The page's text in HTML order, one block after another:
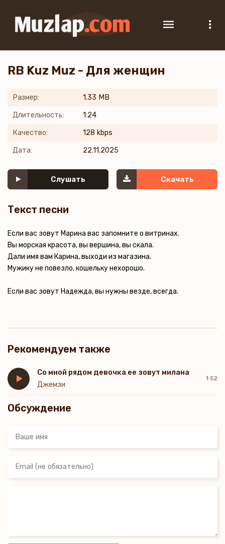
RB Kuz Muz - Для женщин
Размер: 1.33 MB
Длительность: 1:24
Качество: 128 kbps
Дата: 22.11.2025
Слушать Скачать
Текст песни
Если вас зовут Марина вас запомните о витринах.
Вы морская красота, вы вершина, вы скала.
Дали имя вам Карина, выходи из магазина.
Мужику не повезло, кошельку нехорошо.
Если вас зовут Надежда, вы нужны везде, всегда.
Рекомендуем также
Со мной рядом девочка ее зовут милана
Джемзи
1:52
Обсуждение